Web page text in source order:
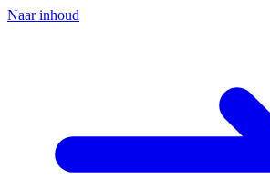
Naar inhoud